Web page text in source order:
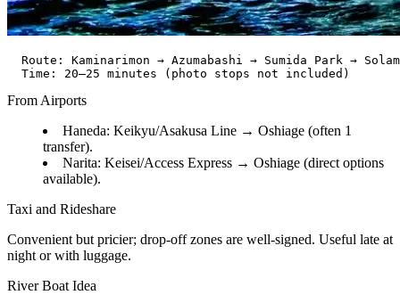
Route: Kaminarimon → Azumabashi → Sumida Park →
From Airports
Haneda: Keikyu/Asakusa Line → Oshiage (often 1
transfer).
Narita: Keisei/Access Express → Oshiage (direct options
available).
Taxi and Rideshare
Convenient but pricier; drop-off zones are well-signed. Useful late at
night or with luggage.
River Boat Idea